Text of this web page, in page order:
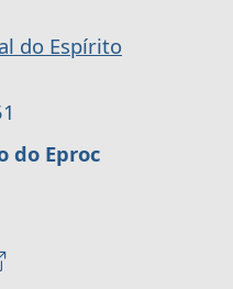
do Espírito
do Eproc